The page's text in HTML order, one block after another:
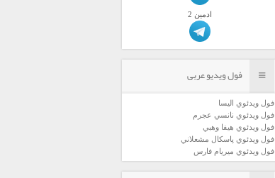
ادمين 2
فول ویدیو عربی
فول ويدئوي اليسا
فول ويدئوي نانسي عجرم
فول ويدئوي هيفا وهبي
فول ويدئوي پاسكال مشعلاني
فول ويدئوي ميريام فارس